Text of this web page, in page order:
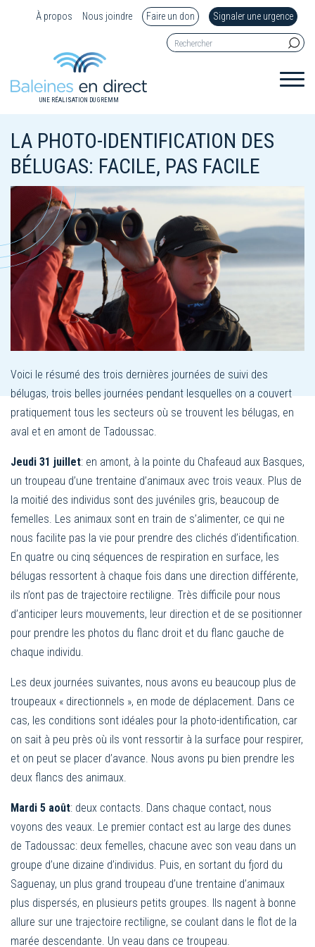
À propos Nous joindre Faire un don Signaler une urgence
UNE RÉALISATION DU GREMM
LA PHOTO-IDENTIFICATION DES
BÉLUGAS: FACILE, PAS FACILE
Voici le résumé des trois dernières journées de suivi des
bélugas, trois belles journées pendant lesquelles on a couvert
pratiquement tous les secteurs où se trouvent les bélugas, en
aval et en amont de Tadoussac.
Jeudi 31 juillet: en amont, à la pointe du Chafeaud aux Basques,
un troupeau d’une trentaine d’animaux avec trois veaux. Plus de
la moitié des individus sont des juvéniles gris, beaucoup de
femelles. Les animaux sont en train de s’alimenter, ce qui ne
nous facilite pas la vie pour prendre des clichés d’identification.
En quatre ou cinq séquences de respiration en surface, les
bélugas ressortent à chaque fois dans une direction différente,
ils n’ont pas de trajectoire rectiligne. Très difficile pour nous
d’anticiper leurs mouvements, leur direction et de se positionner
pour prendre les photos du flanc droit et du flanc gauche de
chaque individu.
Les deux journées suivantes, nous avons eu beaucoup plus de
troupeaux « directionnels », en mode de déplacement. Dans ce
cas, les conditions sont idéales pour la photo-identification, car
on sait à peu près où ils vont ressortir à la surface pour respirer,
et on peut se placer d’avance. Nous avons pu bien prendre les
deux flancs des animaux.
Mardi 5 août: deux contacts. Dans chaque contact, nous
voyons des veaux. Le premier contact est au large des dunes
de Tadoussac: deux femelles, chacune avec son veau dans un
groupe d’une dizaine d’individus. Puis, en sortant du fjord du
Saguenay, un plus grand troupeau d’une trentaine d’animaux
plus dispersés, en plusieurs petits groupes. Ils nagent à bonne
allure sur une trajectoire rectiligne, se coulant dans le flot de la
marée descendante. Un veau dans ce troupeau.